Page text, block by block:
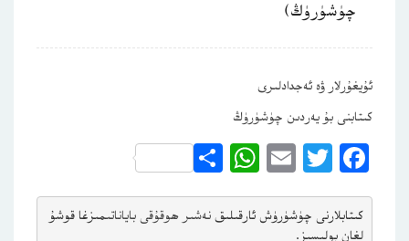
چۈشۈرۈڭ)
ئۇيغۇرلار ۋە ئەجدادلىرى
كىتابنى بۇ يەردىن چۈشۈرۈڭ
Facebook
Twitter
Email
WhatsApp
Share
كىتابلارنى چۈشۈرۈش ئارقىلىق نەشىر ھوقۇقى باياناتىمىزغا قوشۇ
لغان بولىسىز.